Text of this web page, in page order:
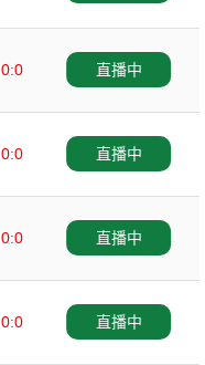
0:0
直播中
0:0
直播中
0:0
直播中
0:0
直播中